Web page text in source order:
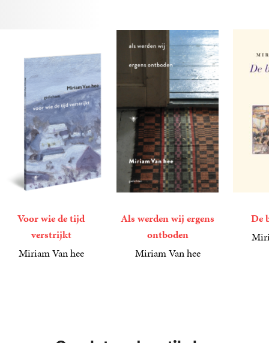
Voor wie de tijd
verstrijkt
Miriam Van hee
Als werden wij ergens
ontboden
Miriam Van hee
De